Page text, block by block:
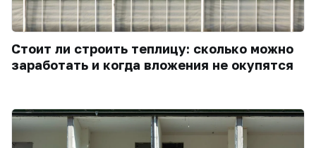
Стоит ли строить теплицу: сколько можно
заработать и когда вложения не окупятся